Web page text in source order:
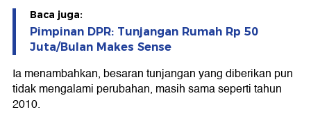
Baca juga:
Pimpinan DPR: Tunjangan Rumah Rp 50
Juta/Bulan Makes Sense
Ia menambahkan, besaran tunjangan yang diberikan pun
tidak mengalami perubahan, masih sama seperti tahun
2010.